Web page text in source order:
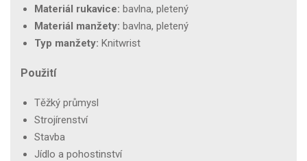
Materiál rukavice: bavlna, pletený
Materiál manžety: bavlna, pletený
Typ manžety: Knitwrist
Použití
Těžký průmysl
Strojírenství
Stavba
Jídlo a pohostinství